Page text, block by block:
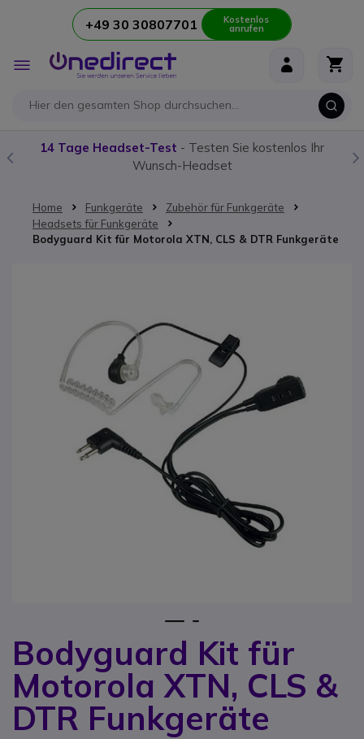
Zum Inhalt springen+49 30 30807701 Kostenlos
anrufen
Navigation
umschalten
14 Tage Headset-Test - Testen Sie kostenlos Ihr
Wunsch-Headset
Home Funkgeräte
Zubehör für Funkgeräte
Headsets für Funkgeräte
Bodyguard Kit für Motorola XTN, CLS & DTR Funkgeräte
Bodyguard Kit für
Motorola XTN, CLS &
DTR Funkgeräte
Zum Anfang der Bildgalerie springen